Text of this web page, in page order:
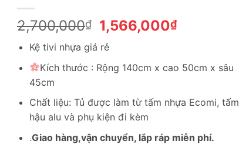
2,700,000₫
Giá
gốc
là:
2,700,000₫.
1,566,000₫Giá
là:
Kệ tivi nhựa giá rẻ
Kích thước : Rộng 140cm x cao 50cm x sâu
45cm
Chất liệu: Tủ được làm từ tấm nhựa Ecomi, tấm
hậu alu và phụ kiện đi kèm
.Giao hàng,vận chuyển, lắp ráp miễn phí.